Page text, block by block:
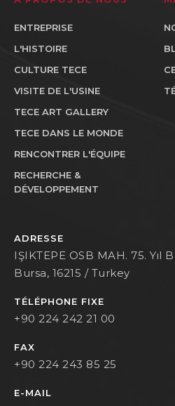
ENTREPRISE
L'HISTOIRE
CULTURE TECE
VISITE DE L'USINE
TECE ART GALLERY
TECE DANS LE MONDE
RENCONTRER L'ÉQUIPE
RECHERCHE &
DÉVELOPPEMENT
ADRESSE
IŞIKTEPE OSB MAH. 75. Yıl
Bursa, 16215 / Turkey
TÉLÉPHONE FIXE
+90 224 242 21 00
FAX
+90 224 243 85 25
E-MAIL